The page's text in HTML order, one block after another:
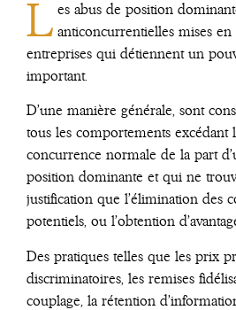
L es abus de position
anticoncurrentielles mises
entreprises qui détiennent un
important.
D’une manière générale, sont
tous les comportements excédant
concurrence normale de la part
position dominante et qui ne
justification que l’élimination des
potentiels, ou l’obtention
Des pratiques telles que les prix
discriminatoires, les remises
couplage, la rétention